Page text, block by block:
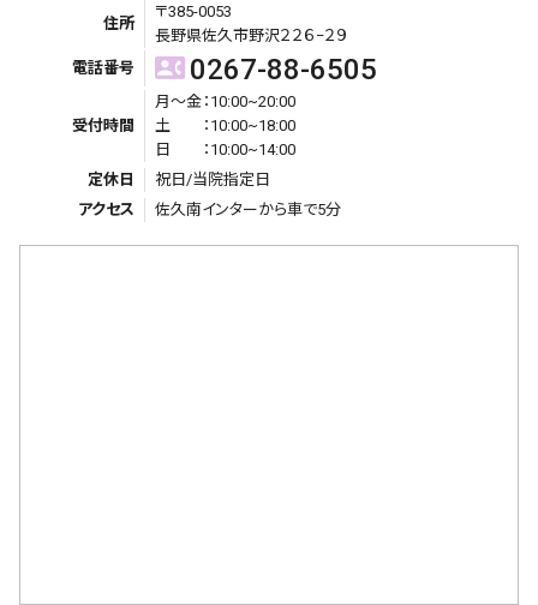
住所
〒385-0053
長野県佐久市野沢２２６−２９
電話番号
contact_phone 0267-88-6505
受付時間
月〜金：10:00~20:00
土 ：10:00~18:00
日 ：10:00~14:00
定休日
祝日/当院指定日
アクセス
佐久南インターから車で5分